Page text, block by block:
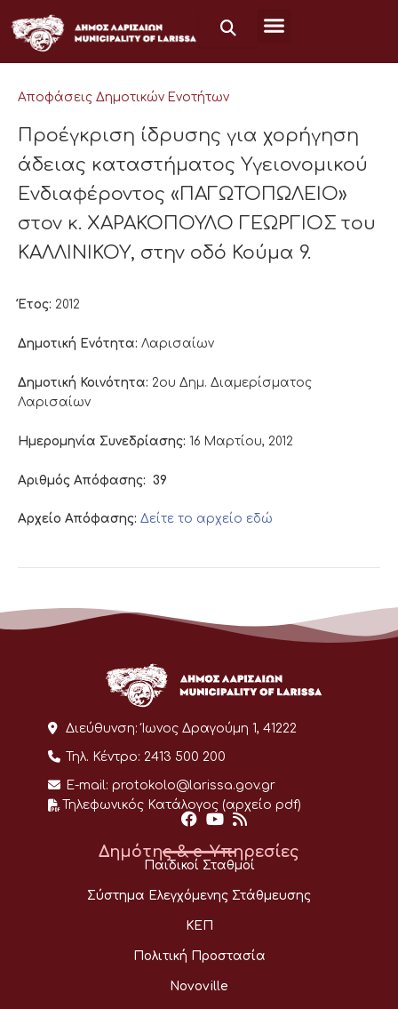
στο
περιεχόμενο
Αποφάσεις Δημοτικών Ενοτήτων
Προέγκριση ίδρυσης για χορήγηση
άδειας καταστήματος Υγειονομικού
Ενδιαφέροντος «ΠΑΓΩΤΟΠΩΛΕΙΟ»
στον κ. ΧΑΡΑΚΟΠΟΥΛΟ ΓΕΩΡΓΙΟΣ του
ΚΑΛΛΙΝΙΚΟΥ, στην οδό Κούμα 9.
Έτος: 2012
Δημοτική Ενότητα: Λαρισαίων
Δημοτική Κοινότητα: 2ου Δημ. Διαμερίσματος
Λαρισαίων
Ημερομηνία Συνεδρίασης: 16 Μαρτίου, 2012
Αριθμός Απόφασης: 39
Αρχείο Απόφασης: Δείτε το αρχείο εδώ
Διεύθυνση: Ίωνος Δραγούμη 1, 41222
Τηλ. Κέντρο: 2413 500 200
E-mail: protokolo@larissa.gov.gr
Τηλεφωνικός Κατάλογος (αρχείο pdf)
Δημότης & e-Υπηρεσίες
Παιδικοί Σταθμοί
Σύστημα Ελεγχόμενης Στάθμευσης
ΚΕΠ
Πολιτική Προστασία
Novoville